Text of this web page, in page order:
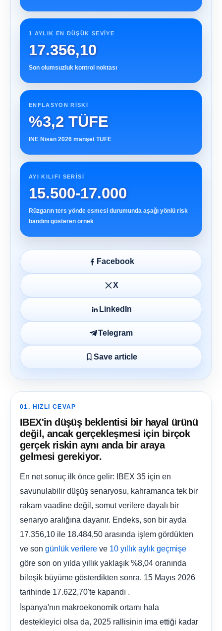
1 AYLIK EN DÜŞÜK SEVIYE
17.356,10
Son olumsuzluk kontrol noktası
ENFLASYON RISKI
%3,2 TÜFE
INE Nisan 2026 manşet TÜFE
AYI KILIFI SERISI
15.500-17.000
Rüzgarın ters yönde esmesi durumunda aşağı yönlü risk
bandını gösteren örnek
Facebook
X
LinkedIn
Telegram
Save article
01. HIZLI CEVAP
IBEX'in düşüş beklentisi bir hayal ürünü
değil, ancak gerçekleşmesi için birçok
gerçek riskin aynı anda bir araya
gelmesi gerekiyor.
En net sonuç ilk önce gelir: IBEX 35 için en
savunulabilir düşüş senaryosu, kahramanca tek bir
rakam vaadine değil, somut verilere dayalı bir
senaryo aralığına dayanır. Endeks, son bir ayda
17.356,10 ile 18.484,50 arasında işlem gördükten
ve son günlük verilere ve 10 yıllık aylık geçmişe
göre son on yılda yıllık yaklaşık %8,04 oranında
bileşik büyüme gösterdikten sonra, 15 Mayıs 2026
tarihinde 17.622,70'te kapandı .
İspanya'nın makroekonomik ortamı hala
destekleyici olsa da, 2025 rallisinin ima ettiği kadar